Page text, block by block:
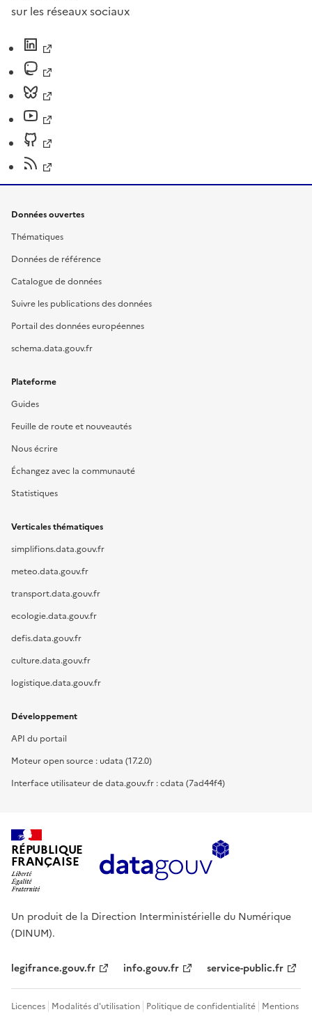
sur les réseaux sociaux
Données ouvertes
Thématiques
Données de référence
Catalogue de données
Suivre les publications des données
Portail des données européennes
schema.data.gouv.fr
Plateforme
Guides
Feuille de route et nouveautés
Nous écrire
Échangez avec la communauté
Statistiques
Verticales thématiques
simplifions.data.gouv.fr
meteo.data.gouv.fr
transport.data.gouv.fr
ecologie.data.gouv.fr
defis.data.gouv.fr
culture.data.gouv.fr
logistique.data.gouv.fr
Développement
API du portail
Moteur open source : udata (17.2.0)
Interface utilisateur de data.gouv.fr : cdata (7ad44f4)
RÉPUBLIQUE
FRANÇAISE
Un produit de la Direction Interministérielle du Numérique
(DINUM).
legifrance.gouv.fr info.gouv.fr service-public.fr
Licences Modalités d'utilisation Politique de confidentialité Mentions